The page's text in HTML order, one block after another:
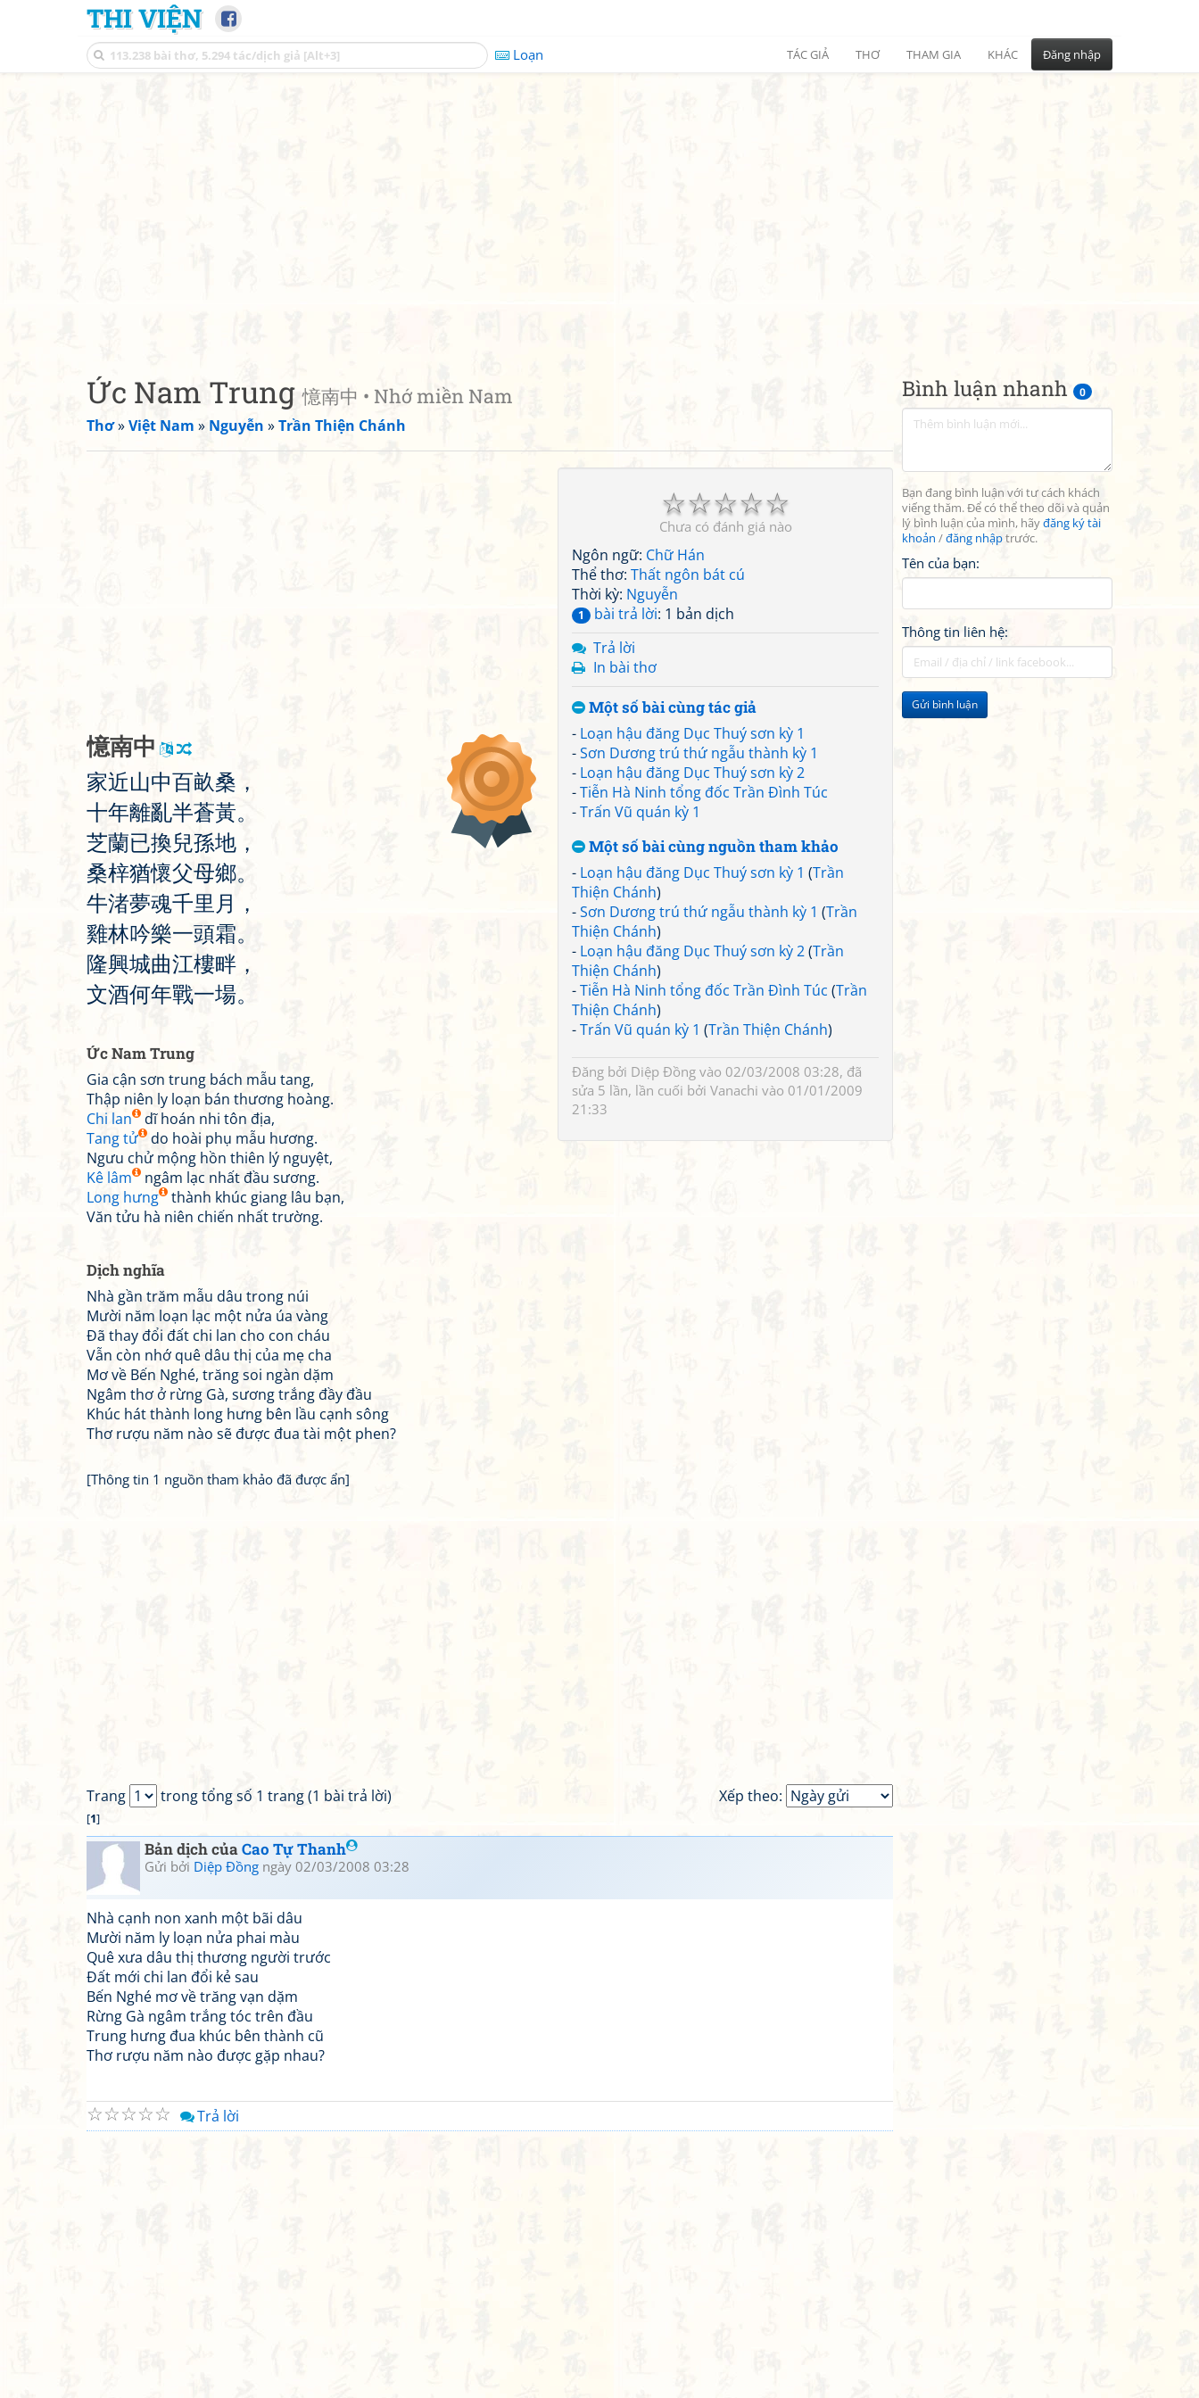
THI VIỆN
Loạn TÁC GIẢ THƠ THAM GIA KHÁC Đăng nhập
Bình luận nhanh 0
Bạn đang bình luận với tư cách khách
viếng thăm. Để có thể theo dõi và quản
lý bình luận của mình, hãyđăng ký tài
khoản /đăng nhậptrước.
Tên của bạn:
Thông tin liên hệ:
Gửi bình luận
Ức Nam Trung憶南中 • Nhớ miền Nam
Thơ»Việt Nam » Nguyễn »Trần Thiện Chánh
☆
☆
☆
☆
☆
Chưa có đánh giá nào
Ngôn ngữ: Chữ Hán
Thể thơ: Thất ngôn bát cú
Thời kỳ: Nguyễn
1 bài trả lời: 1 bản dịch
Trả lời
In bài thơ
Một số bài cùng tác giả
- Loạn hậu đăng Dục Thuý sơn kỳ 1
-Sơn Dương trú thứ ngẫu thành kỳ 1
- Loạn hậu đăng Dục Thuý sơn kỳ 2
-Tiễn Hà Ninh tổng đốc Trần Đình Túc
-Trấn Vũ quán kỳ 1
Một số bài cùng nguồn tham khảo
- Loạn hậu đăng Dục Thuý sơn kỳ 1 (Trần
Thiện Chánh)
-Sơn Dương trú thứ ngẫu thành kỳ 1 (Trần
Thiện Chánh)
- Loạn hậu đăng Dục Thuý sơn kỳ 2(Trần
Thiện Chánh)
-Tiễn Hà Ninh tổng đốc Trần Đình Túc (Trần
Thiện Chánh)
-Trấn Vũ quán kỳ 1 (Trần Thiện Chánh)
Đăng bởi Diệp Đồng vào 02/03/2008 03:28, đã
sửa 5 lần, lần cuối bởi Vanachi vào 01/01/2009
21:33
憶南中
家近山中百畝桑 ，
十年離亂半蒼黃。
芝蘭已換兒孫地 ，
桑梓猶懷父母鄉。
牛渚夢魂千里 月
，
雞林吟樂一頭霜。
隆興城曲江樓畔 ，
文酒何年戰一場。
Ức Nam Trung
Gia cận sơn trung bách mẫu tang,
Thập niên ly loạn bán thương hoàng.
Chi lan
dĩ hoán nhi tôn địa,
Tang tử
do hoài phụ mẫu hương.
Ngưu chử mộng hồn thiên lý nguyệt,
Kê lâm
ngâm lạc nhất đầu sương.
Long hưng
thành khúc giang lâu bạn,
Văn tửu hà niên chiến nhất trường.
Dịch nghĩa
Nhà gần trăm mẫu dâu trong núi
Mười năm loạn lạc một nửa úa vàng
Đã thay đổi đất chi lan cho con cháu
Vẫn còn nhớ quê dâu thị của mẹ cha
Mơ về Bến Nghé, trăng soi ngàn dặm
Ngâm thơ ở rừng Gà, sương trắng đầy đầu
Khúc hát thành long hưng bên lầu cạnh sông
Thơ rượu năm nào sẽ được đua tài một phen?
[Thông tin 1 nguồn tham khảo đã được ẩn]
Xếp theo:
Trang trong tổng số 1 trang (1 bài trả lời)
[1]
Bản dịch củaCao Tự Thanh
Gửi bởi Diệp Đồng ngày 02/03/2008 03:28
Nhà cạnh non xanh một bãi dâu
Mười năm ly loạn nửa phai màu
Quê xưa dâu thị thương người trước
Đất mới chi lan đổi kẻ sau
Bến Nghé mơ về trăng vạn dặm
Rừng Gà ngâm trắng tóc trên đầu
Trung hưng đua khúc bên thành cũ
Thơ rượu năm nào được gặp nhau?
☆
☆
☆
☆
☆ Trả lời